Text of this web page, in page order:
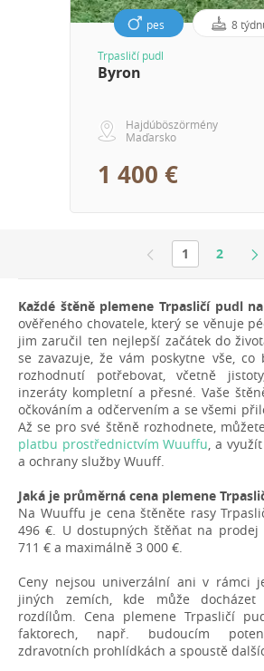
pes 8
Trpasličí pudl
Byron
Hajdúböszörmény
Maďarsko
1 400 €
1 2
Každé štěně plemene Trpasličí pudl
ověřeného chovatele, který se věnuje
jim zaručil ten nejlepší začátek do
se zavazuje, že vám poskytne vše,
rozhodnutí potřebovat, včetně
inzeráty kompletní a přesné. Vaše
očkováním a odčervením a se všemi
Až se pro své štěně rozhodnete,
platbu prostřednictvím Wuuffu, a
a ochrany služby Wuuff.
Jaká je průměrná cena plemene
Na Wuuffu je cena štěněte rasy
496 €. U dostupných štěňat na
711 € a maximálně 3 000 €.
Ceny nejsou univerzální ani v rámci
jiných zemích, kde může
rozdílům. Cena plemene Trpasličí
faktorech, např. budoucím
zdravotních prohlídkách a spoustě